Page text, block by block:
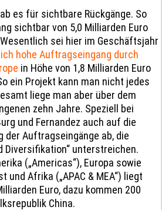
es für sichtbare Rückgänge. So
sichtbar von 5,0 Milliarden Euro
sei hier im Geschäftsjahr
hohe Auftragseingang durch
in Höhe von 1,8 Milliarden Euro
ein Projekt kann man nicht jedes
liege man aber über dem
zehn Jahre. Speziell bei
und Fernandez auch auf die
der Auftragseingänge ab, die
Diversifikation“ unterstreichen.
(„Americas“), Europa sowie
Afrika („APAC & MEA“) liegt
Euro, dazu kommen 200
China.